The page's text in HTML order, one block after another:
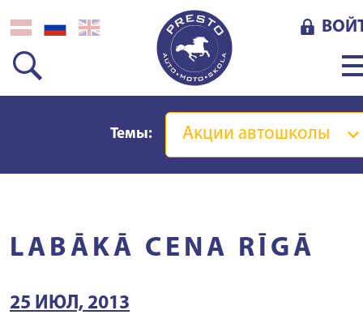
Темы: Акции автошколы
LABĀKĀ CENA RĪGĀ
25 ИЮЛ, 2013